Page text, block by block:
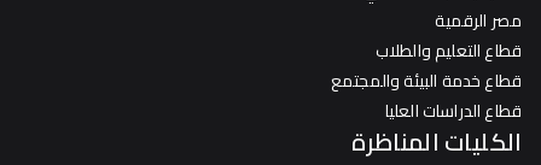
مصر الرقمية
قطاع التعليم والطلاب
قطاع خدمة البيئة والمجتمع
قطاع الدراسات العليا
الكليات المناظرة